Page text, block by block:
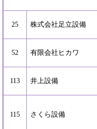
25 株式会社足立設備
52 有限会社ヒカワ
113 井上設備
115 さくら設備